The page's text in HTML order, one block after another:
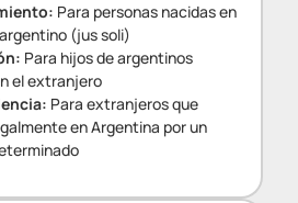
Para personas nacidas en
(jus soli)
Para hijos de argentinos
el extranjero
Para extranjeros que
en Argentina por un